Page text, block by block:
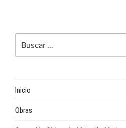
Inicio
Obras